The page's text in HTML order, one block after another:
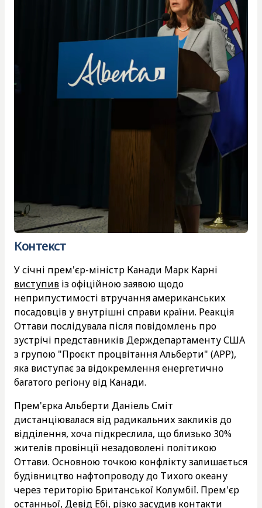
Контекст
У січні прем'єр-міністр Канади Марк Карні
виступив із офіційною заявою щодо
неприпустимості втручання американських
посадовців у внутрішні справи країни. Реакція
Оттави послідувала після повідомлень про
зустрічі представників Держдепартаменту США
з групою "Проєкт процвітання Альберти" (APP),
яка виступає за відокремлення енергетично
багатого регіону від Канади.
Прем'єрка Альберти Даніель Сміт
дистанціювалася від радикальних закликів до
відділення, хоча підкреслила, що близько 30%
жителів провінції незадоволені політикою
Оттави. Основною точкою конфлікту залишається
будівництво нафтопроводу до Тихого океану
через територію Британської Колумбії. Прем'єр
останньої, Девід Ебі, різко засудив контакти